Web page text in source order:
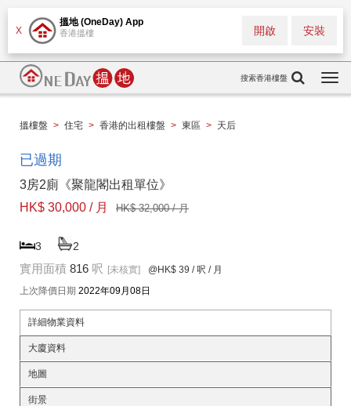
X
搵地 (OneDay) App
香港搵樓 安裝
開啟
搜索香港樓盤
搵樓盤 > 住宅 > 香港的出租樓盤 > 東區 > 天后
已過期
3房2廁《聚龍閣出租單位》
HK$ 30,000 / 月
HK$ 32,000 / 月
3 2
實用面積 816 呎 [未核實] @HK$ 39 / 呎 / 月
上次降價日期 2022年09月08日
詳細物業資料
大廈資料
地圖
街景